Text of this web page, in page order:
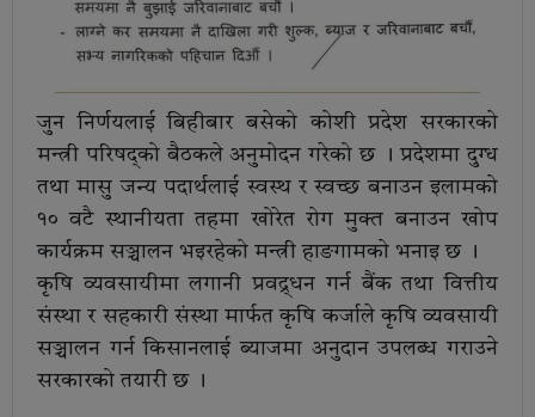
जुन निर्णयलाई बिहीबार बसेको कोशी प्रदेश सरकारको
मन्त्री परिषद्को बैठकले अनुमोदन गरेको छ । प्रदेशमा दुग्ध
तथा मासु जन्य पदार्थलाई स्वस्थ र स्वच्छ बनाउन इलामको
१० वटै स्थानीयता तहमा खोरेत रोग मुक्त बनाउन खोप
कार्यक्रम सञ्चालन भइरहेको मन्त्री हाङगामको भनाइ छ ।
कृषि व्यवसायीमा लगानी प्रवद्र्धन गर्न बैंक तथा वित्तीय
संस्था र सहकारी संस्था मार्फत कृषि कर्जाले कृषि व्यवसायी
सञ्चालन गर्न किसानलाई ब्याजमा अनुदान उपलब्ध गराउने
सरकारको तयारी छ ।